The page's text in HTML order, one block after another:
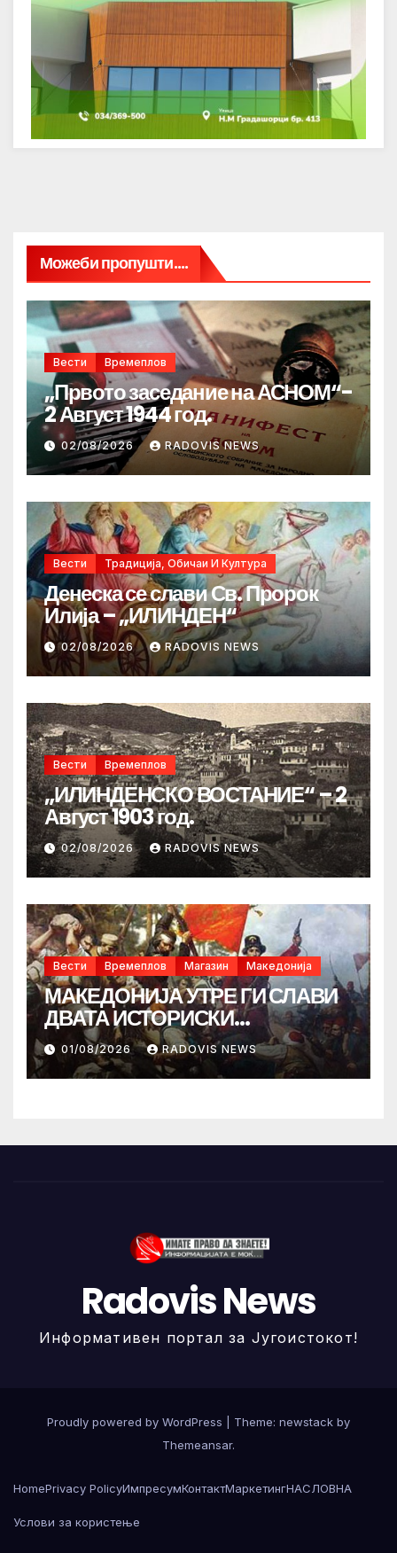
Можеби пропушти....
Вести Времеплов
„Првото заседание на АСНОМ“-
2 Август 1944 год.
02/08/2026 RADOVIS NEWS
Вести Традиција, Обичаи И Култура
Денеска се слави Св. Пророк
Илија – „ИЛИНДЕН“
02/08/2026 RADOVIS NEWS
Вести Времеплов
„ИЛИНДЕНСКО ВОСТАНИЕ“ – 2
Август 1903 год.
02/08/2026 RADOVIS NEWS
Вести Времеплов Магазин Македонија
МАКЕДОНИЈА УТРЕ ГИ СЛАВИ
ДВАТА ИСТОРИСКИ
ИЛИНДЕНА!
01/08/2026 RADOVIS NEWS
Radovis News
Информативен портал за Југоистокот!
Proudly powered by WordPress
Theme: newstack by
Themeansar.
HomePrivacy PolicyИмпресумКонтактМаркетингНАСЛОВНА
Услови за користење